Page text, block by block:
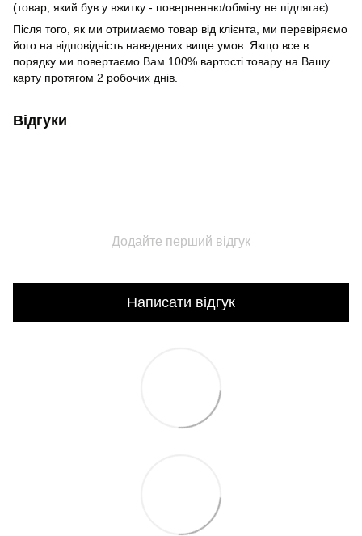
(товар, який був у вжитку - поверненню/обміну не підлягає).
Після того, як ми отримаємо товар від клієнта, ми перевіряємо
його на відповідність наведених вище умов. Якщо все в
порядку ми повертаємо Вам 100% вартості товару на Вашу
карту протягом 2 робочих днів.
Відгуки
Додайте перший відгук
Написати відгук